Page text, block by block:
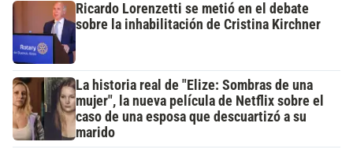
Ricardo Lorenzetti se metió en el debate
sobre la inhabilitación de Cristina Kirchner
La historia real de "Elize: Sombras de una
mujer", la nueva película de Netflix sobre el
caso de una esposa que descuartizó a su
marido